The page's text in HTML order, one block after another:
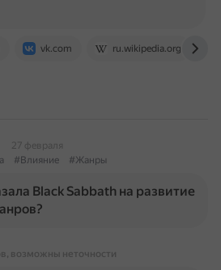
vk.com ru.wikipedia.org
27 февраля
#Влияние #Жанры
Black Sabbath на развитие
возможны неточности